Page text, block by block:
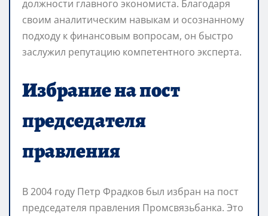
должности главного экономиста. Благодаря
своим аналитическим навыкам и осознанному
подходу к финансовым вопросам, он быстро
заслужил репутацию компетентного эксперта.
Избрание на пост
председателя
правления
В 2004 году Петр Фрадков был избран на пост
председателя правления Промсвязьбанка. Это